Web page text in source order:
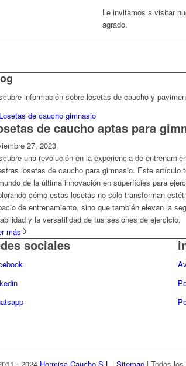
Le invitamos a visitar
agrado.
información sobre losetas de caucho y
de caucho aptas para
27, 2023
una revolución en la experiencia de
losetas de caucho para gimnasio. Este artículo
de la última innovación en superficies para
cómo estas losetas no solo transforman
de entrenamiento, sino que también elevan la
y la versatilidad de tus sesiones de ejercicio.
más
sociales